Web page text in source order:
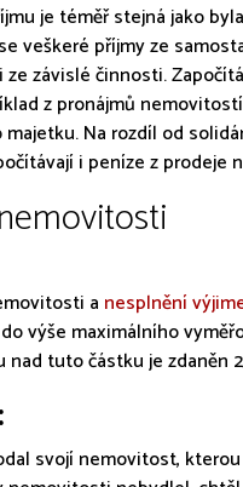
je téměř stejná jako
veškeré příjmy ze
závislé činnosti.
z pronájmů
Na rozdíl od
i peníze z prodeje
a nesplnění
výše maximálního
nad tuto částku je zdaněn
svojí nemovitost,